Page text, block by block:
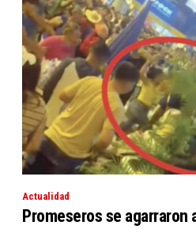
Actualidad
Promeseros se agarraron